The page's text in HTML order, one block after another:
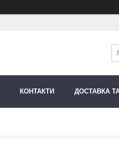
КОНТАКТИ ДОСТАВКА